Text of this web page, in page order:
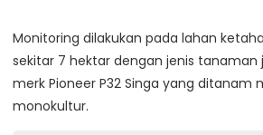
Monitoring dilakukan pada lahan
sekitar 7 hektar dengan jenis tanaman
merk Pioneer P32 Singa yang ditanam
monokultur.